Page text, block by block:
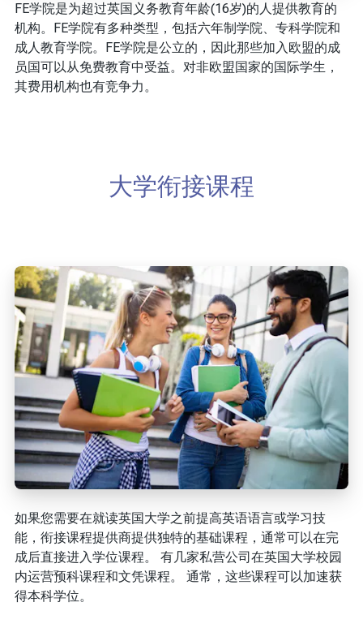
FE学院是为超过英国义务教育年龄(16岁)的人提供教育的
机构。FE学院有多种类型，包括六年制学院、专科学院和
成人教育学院。FE学院是公立的，因此那些加入欧盟的成
员国可以从免费教育中受益。对非欧盟国家的国际学生，
其费用机构也有竞争力。
大学衔接课程
如果您需要在就读英国大学之前提高英语语言或学习技
能，衔接课程提供商提供独特的基础课程，通常可以在完
成后直接进入学位课程。 有几家私营公司在英国大学校园
内运营预科课程和文凭课程。 通常，这些课程可以加速获
得本科学位。